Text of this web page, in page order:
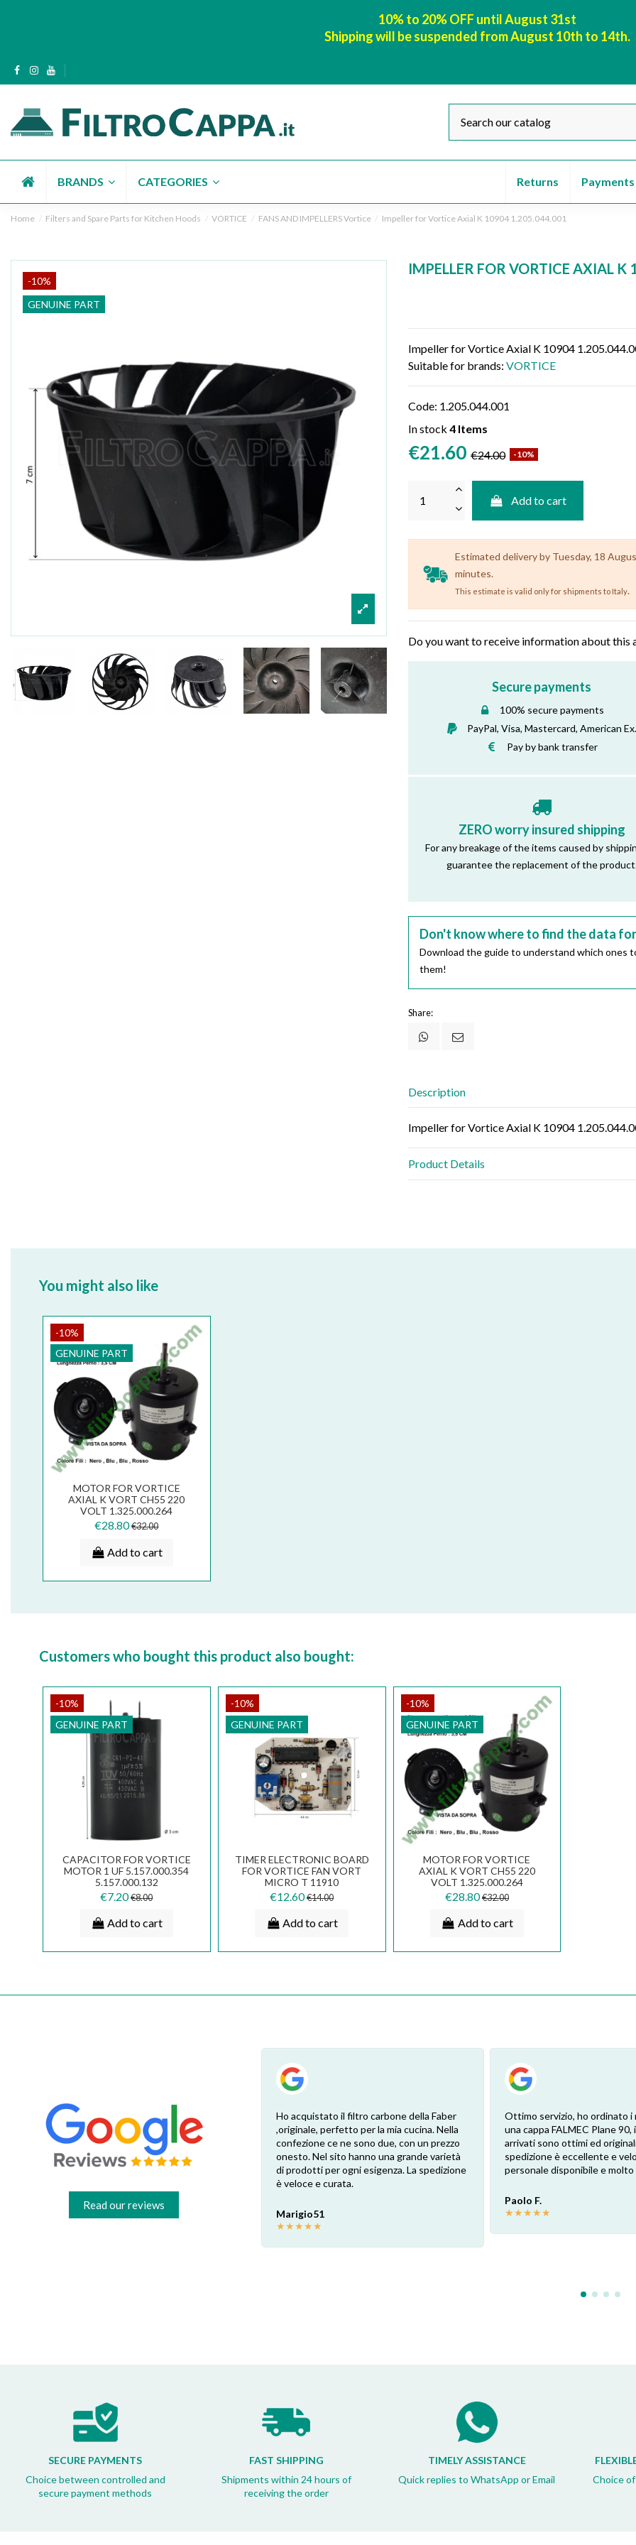
10% to 20% OFF until August 31st
Shipping will be suspended from August 10th to 14th.
BRANDS CATEGORIES Payments
Returns
Home Filters and Spare Parts for Kitchen Hoods VORTICE FANS AND IMPELLERS Vortice Impeller for Vortice Axial K 10904 1.205.044.001
-10%
GENUINE PART
IMPELLER FOR VORTICE AXIAL
Impeller for Vortice Axial K 10904
Suitable for brands: VORTICE
Code: 1.205.044.001
In stock 4 Items
€21.60 €24.00 -10%
Add to cart
Estimated delivery by Tuesday, 18
minutes.
This estimate is valid only for shipments to Italy.
Do you want to receive information about this
Secure payments
100% secure payments
PayPal, Visa, Mastercard, American
Pay by bank transfer
ZERO worry insured shipping
For any breakage of the items caused by
guarantee the replacement of the
Don't know where to find the data
Download the guide to understand which ones
them!
Share:
Description
Impeller for Vortice Axial K 10904
Product Details
You might also like
-10%
GENUINE PART
MOTOR FOR VORTICE
AXIAL K VORT CH55 220
VOLT 1.325.000.264
€28.80€32.00
Add to cart
Customers who bought this product also bought:
-10%
GENUINE PART
CAPACITOR FOR VORTICE
MOTOR 1 UF 5.157.000.354
5.157.000.132
€7.20€8.00
Add to cart
-10%
GENUINE PART
TIMER ELECTRONIC BOARD
FOR VORTICE FAN VORT
MICRO T 11910
5.247.000.108
€12.60€14.00
Add to cart
-10%
GENUINE PART
MOTOR FOR VORTICE
AXIAL K VORT CH55 220
VOLT 1.325.000.264
€28.80€32.00
Add to cart
Read our reviews
Esperienza eccellente. Bisogna inviare la
foto dell’etichetta del prodotto e così i
pezzi di ricambio esatti vengono verificati
dal venditore. Risposta attenta e rapida.
Risparmio garantito rispetto ai rivenditori
Consiglio vivamente, ho trovato sul sito il
pezzo che mi serviva originale e a un prezzo
minore rispetto ad altri siti, l'ordine è
arrivato velocemente e ben impacchettato.
Esperienza molto positiva
★★★★★
Ottimo servizio. P.S. Sono io
ringraziare, perché è molto
tanta serietà, professionalità
disponibilità, non ultimo il
anche dopo la consegna del
Ermanno P.
SECURE PAYMENTS
Choice between controlled and
secure payment methods
FAST SHIPPING
Shipments within 24 hours of
receiving the order
TIMELY ASSISTANCE
Quick replies to WhatsApp or Email
Choice